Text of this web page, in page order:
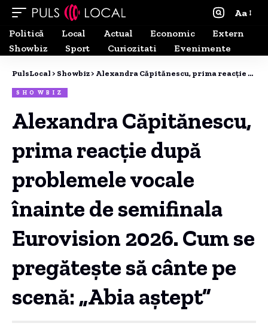
Aa
Politică
Local Actual Economic
Extern
Showbiz
Sport Curiozitati Evenimente
PulsLocal > Showbiz > Alexandra Căpitănescu, prima reacție după problemele vocale înainte de semifinala Eurovision 2026. Cum se pregătește să cânte pe scenă: „Abia aștept”
SHOWBIZ
Alexandra Căpitănescu,
prima reacție după
problemele vocale
înainte de semifinala
Eurovision 2026. Cum se
pregătește să cânte pe
scenă: „Abia aștept”